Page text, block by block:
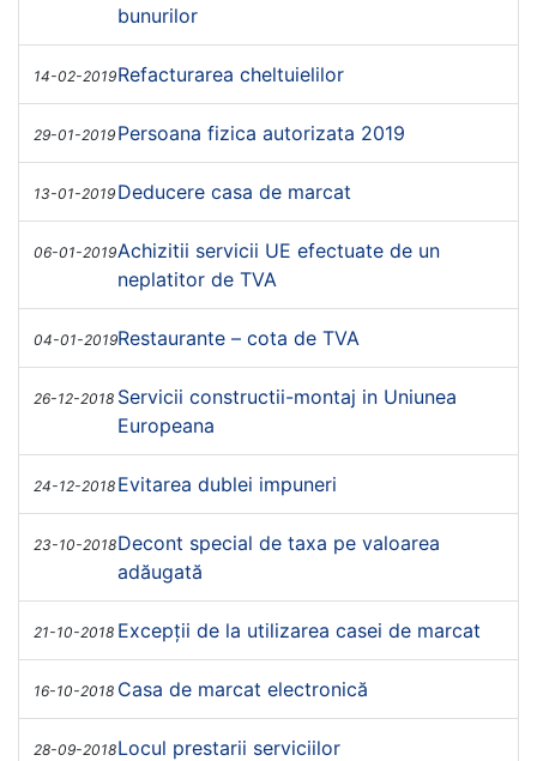
bunurilor
14-02-2019Refacturarea cheltuielilor
29-01-2019 Persoana fizica autorizata 2019
13-01-2019 Deducere casa de marcat
06-01-2019Achizitii servicii UE efectuate de un
neplatitor de TVA
04-01-2019Restaurante – cota de TVA
26-12-2018 Servicii constructii-montaj in Uniunea
Europeana
24-12-2018 Evitarea dublei impuneri
23-10-2018Decont special de taxa pe valoarea
adăugată
21-10-2018 Excepții de la utilizarea casei de marcat
16-10-2018 Casa de marcat electronică
28-09-2018Locul prestarii serviciilor